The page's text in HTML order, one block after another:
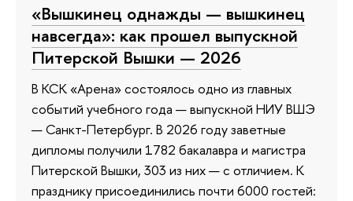
«Вышкинец однажды — вышкинец
навсегда»: как прошел выпускной
Питерской Вышки — 2026
В КСК «Арена» состоялось одно из главных
событий учебного года — выпускной НИУ ВШЭ
— Санкт-Петербург. В 2026 году заветные
дипломы получили 1782 бакалавра и магистра
Питерской Вышки, 303 из них — с отличием. К
празднику присоединились почти 6000 гостей: